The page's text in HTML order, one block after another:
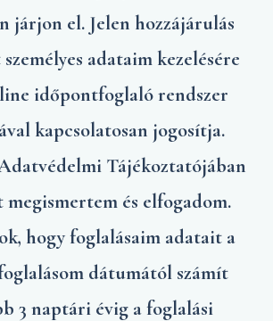
járjon el. Jelen hozzájárulás
adataim kezelésére
időpontfoglaló rendszer
kapcsolatosan jogosítja.
Tájékoztatójában
és elfogadom.
hogy foglalásaim adatait a
dátumától számít
3 naptári évig a foglalási